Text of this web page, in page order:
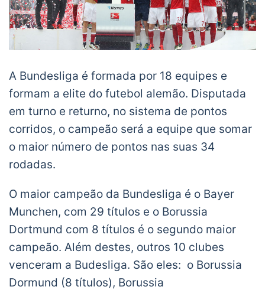
A Bundesliga é formada por 18 equipes e
formam a elite do futebol alemão. Disputada
em turno e returno, no sistema de pontos
corridos, o campeão será a equipe que somar
o maior número de pontos nas suas 34
rodadas.
O maior campeão da Bundesliga é o Bayer
Munchen, com 29 títulos e o Borussia
Dortmund com 8 títulos é o segundo maior
campeão. Além destes, outros 10 clubes
venceram a Budesliga. São eles: o Borussia
Dormund (8 títulos), Borussia